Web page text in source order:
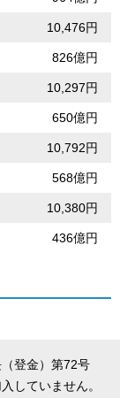
10,476円
826億円
10,297円
650億円
10,792円
568億円
10,380円
436億円
登金）第72号
していません。